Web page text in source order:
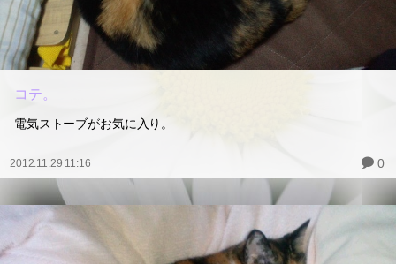
コテ。
電気ストーブがお気に入り。
2012.11.29 11:16 0